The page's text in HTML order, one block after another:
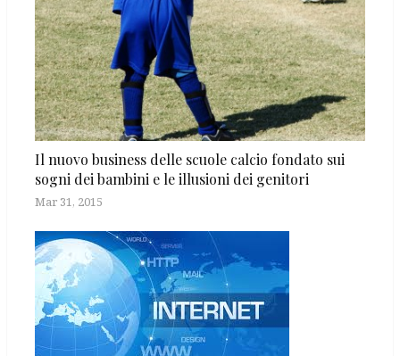
Il nuovo business delle scuole calcio fondato sui
sogni dei bambini e le illusioni dei genitori
Mar 31, 2015